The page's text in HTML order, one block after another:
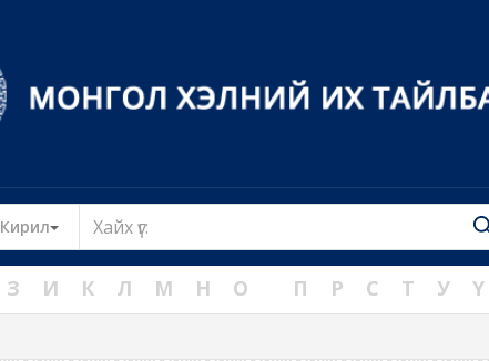
Кирил Toggle Dropdown
З И К Л М Н О П Р С Т У Ү